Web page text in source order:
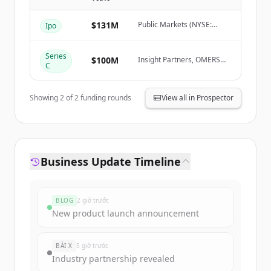
Create Free Account
Đã có tài khoản?Đăng nhập
Ipo $131M
Public Markets (NYSE:
Series
C
$100M
Insight Partners, OMERS
Venture Partners, FirstMark
Capital
Showing2of2funding rounds View all in Prospector
Business Update Timeline
BLOG 2 giờ trước
New product launch announcement
BÀI X 5 giờ trước
Industry partnership revealed